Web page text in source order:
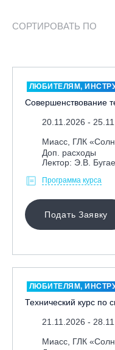
ЛЕКТОР
МЕСТО
Байкальск, ГЛЦ
Вологодская обл.,
Грузия, ГК
Дистанционно
Екатеринбург, ГЛЦ
Ижевск, КАО
СОРТИРОВАТЬ ПО
ЛЮБИТЕЛЯМ,
Совершенствование
20.11.2026 -
Миасс, ГЛК
Доп. расходы
Лектор: Э.В.
Программа курса
Подать Заявку
ЛЮБИТЕЛЯМ,
Технический курс по
21.11.2026 -
Миасс, ГЛК